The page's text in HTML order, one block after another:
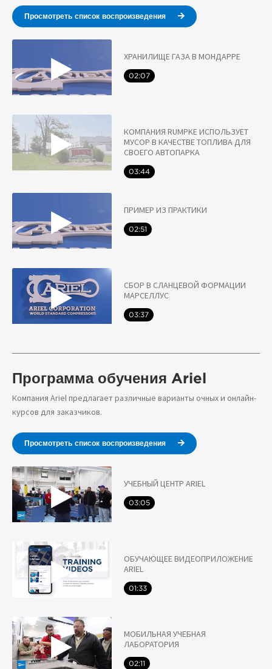
Просмотреть список воспроизведения
ХРАНИЛИЩЕ ГАЗА В МОНДАРРЕ
02:07
КОМПАНИЯ RUMPKE ИСПОЛЬЗУЕТ
МУСОР В КАЧЕСТВЕ ТОПЛИВА ДЛЯ
СВОЕГО АВТОПАРКА
03:44
ПРИМЕР ИЗ ПРАКТИКИ
02:51
СБОР В СЛАНЦЕВОЙ ФОРМАЦИИ
МАРСЕЛЛУС
03:37
Программа обучения Ariel
Компания Ariel предлагает различные варианты очных и онлайн-
курсов для заказчиков.
Просмотреть список воспроизведения
УЧЕБНЫЙ ЦЕНТР ARIEL
03:05
ОБУЧАЮЩЕЕ ВИДЕОПРИЛОЖЕНИЕ
ARIEL
01:33
МОБИЛЬНАЯ УЧЕБНАЯ
ЛАБОРАТОРИЯ
02:11